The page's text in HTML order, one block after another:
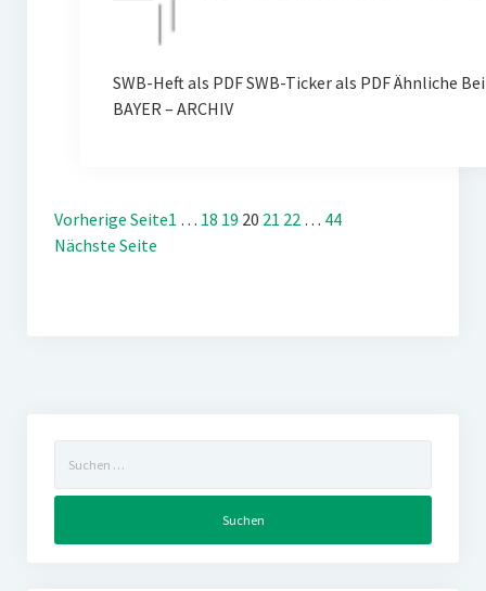
SWB-Heft als PDF SWB-Ticker als PDF Ähnliche
BAYER – ARCHIV
Vorherige Seite1 … 18 19 20 21 22 … 44
Nächste Seite
nach: